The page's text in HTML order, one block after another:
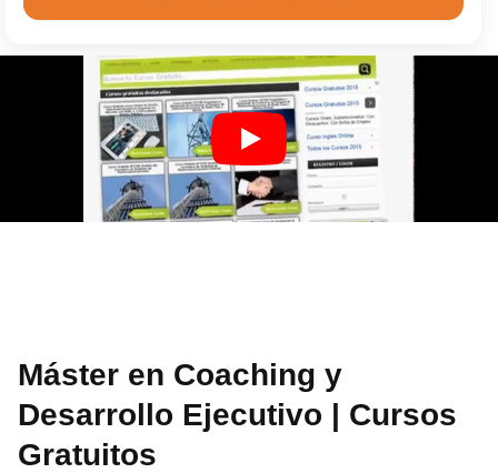
Máster en Coaching y
Desarrollo Ejecutivo | Cursos
Gratuitos